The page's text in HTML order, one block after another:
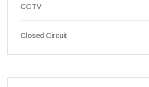
CCTV
Closed Circuit